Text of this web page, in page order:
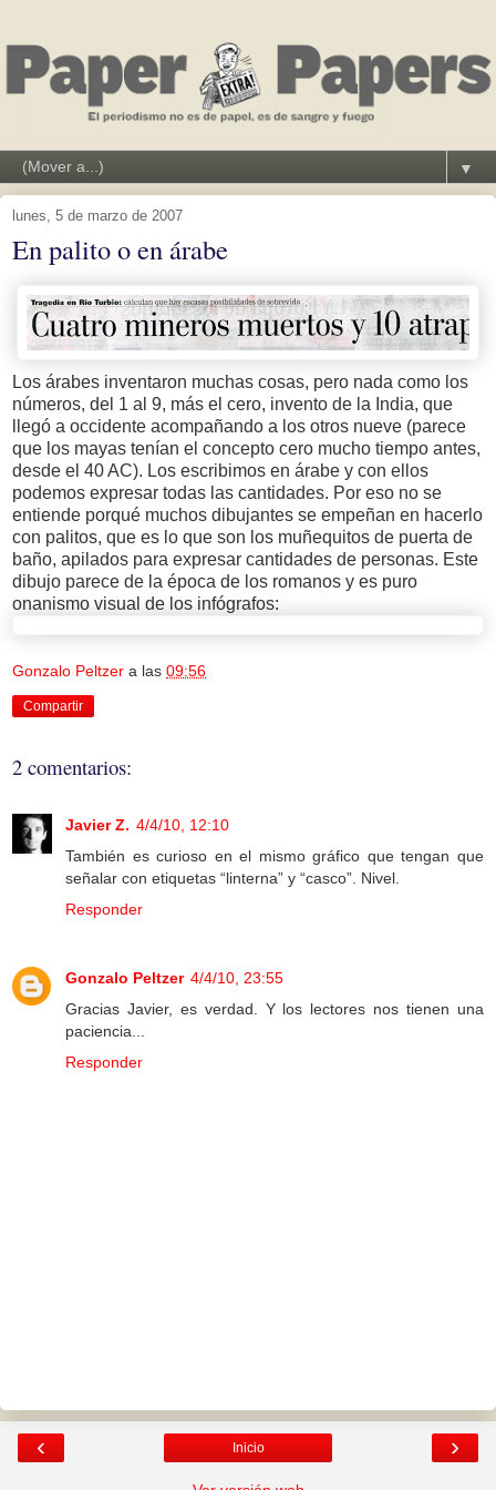
▼
lunes, 5 de marzo de 2007
En palito o en árabe
Los árabes inventaron muchas cosas, pero nada como los
números, del 1 al 9, más el cero, invento de la India, que
llegó a occidente acompañando a los otros nueve (parece
que los mayas tenían el concepto cero mucho tiempo antes,
desde el 40 AC). Los escribimos en árabe y con ellos
podemos expresar todas las cantidades. Por eso no se
entiende porqué muchos dibujantes se empeñan en hacerlo
con palitos, que es lo que son los muñequitos de puerta de
baño, apilados para expresar cantidades de personas. Este
dibujo parece de la época de los romanos y es puro
onanismo visual de los infógrafos:
Gonzalo Peltzer a las 09:56
Compartir
2 comentarios:
Javier Z. 4/4/10, 12:10
También es curioso en el mismo gráfico que tengan que
señalar con etiquetas “linterna” y “casco”. Nivel.
Responder
Gonzalo Peltzer 4/4/10, 23:55
Gracias Javier, es verdad. Y los lectores nos tienen una
paciencia...
Responder
‹ ›
Inicio